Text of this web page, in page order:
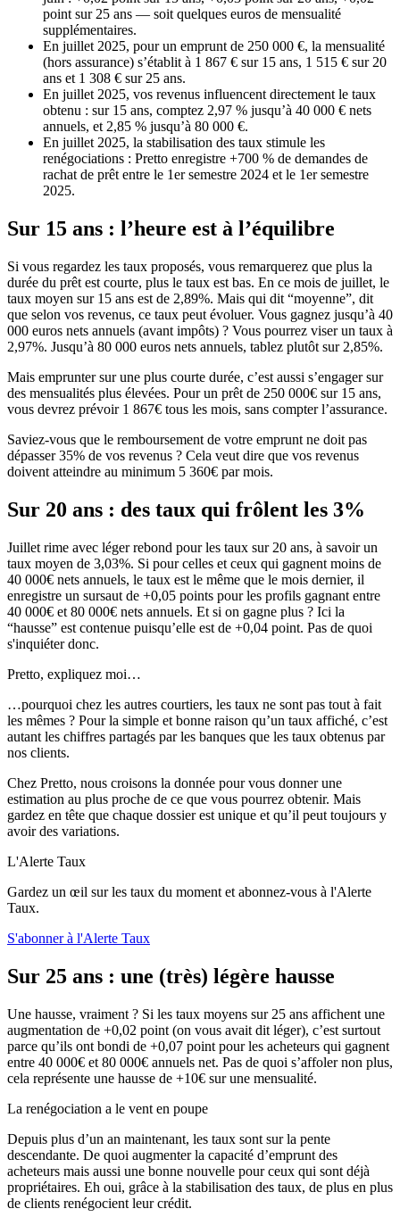
point sur 25 ans — soit quelques euros de mensualité
supplémentaires.
En juillet 2025, pour un emprunt de 250 000 €, la mensualité
(hors assurance) s’établit à 1 867 € sur 15 ans, 1 515 € sur 20
ans et 1 308 € sur 25 ans.
En juillet 2025, vos revenus influencent directement le taux
obtenu : sur 15 ans, comptez 2,97 % jusqu’à 40 000 € nets
annuels, et 2,85 % jusqu’à 80 000 €.
En juillet 2025, la stabilisation des taux stimule les
renégociations : Pretto enregistre +700 % de demandes de
rachat de prêt entre le 1er semestre 2024 et le 1er semestre
2025.
Sur 15 ans : l’heure est à l’équilibre
Si vous regardez les taux proposés, vous remarquerez que plus la
durée du prêt est courte, plus le taux est bas. En ce mois de juillet, le
taux moyen sur 15 ans est de 2,89%. Mais qui dit “moyenne”, dit
que selon vos revenus, ce taux peut évoluer. Vous gagnez jusqu’à 40
000 euros nets annuels (avant impôts) ? Vous pourrez viser un taux à
2,97%. Jusqu’à 80 000 euros nets annuels, tablez plutôt sur 2,85%.
Mais emprunter sur une plus courte durée, c’est aussi s’engager sur
des mensualités plus élevées. Pour un prêt de 250 000€ sur 15 ans,
vous devrez prévoir 1 867€ tous les mois, sans compter l’assurance.
Saviez-vous que le remboursement de votre emprunt ne doit pas
dépasser 35% de vos revenus ? Cela veut dire que vos revenus
doivent atteindre au minimum 5 360€ par mois.
Sur 20 ans : des taux qui frôlent les 3%
Juillet rime avec léger rebond pour les taux sur 20 ans, à savoir un
taux moyen de 3,03%. Si pour celles et ceux qui gagnent moins de
40 000€ nets annuels, le taux est le même que le mois dernier, il
enregistre un sursaut de +0,05 points pour les profils gagnant entre
40 000€ et 80 000€ nets annuels. Et si on gagne plus ? Ici la
“hausse” est contenue puisqu’elle est de +0,04 point. Pas de quoi
s'inquiéter donc.
Pretto, expliquez moi…
…pourquoi chez les autres courtiers, les taux ne sont pas tout à fait
les mêmes ? Pour la simple et bonne raison qu’un taux affiché, c’est
autant les chiffres partagés par les banques que les taux obtenus par
nos clients.
Chez Pretto, nous croisons la donnée pour vous donner une
estimation au plus proche de ce que vous pourrez obtenir. Mais
gardez en tête que chaque dossier est unique et qu’il peut toujours y
avoir des variations.
L'Alerte Taux
Gardez un œil sur les taux du moment et abonnez-vous à l'Alerte
Taux.
S'abonner à l'Alerte Taux
Sur 25 ans : une (très) légère hausse
Une hausse, vraiment ? Si les taux moyens sur 25 ans affichent une
augmentation de +0,02 point (on vous avait dit léger), c’est surtout
parce qu’ils ont bondi de +0,07 point pour les acheteurs qui gagnent
entre 40 000€ et 80 000€ annuels net. Pas de quoi s’affoler non plus,
cela représente une hausse de +10€ sur une mensualité.
La renégociation a le vent en poupe
Depuis plus d’un an maintenant, les taux sont sur la pente
descendante. De quoi augmenter la capacité d’emprunt des
acheteurs mais aussi une bonne nouvelle pour ceux qui sont déjà
propriétaires. Eh oui, grâce à la stabilisation des taux, de plus en plus
de clients renégocient leur crédit.